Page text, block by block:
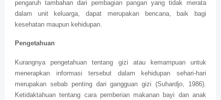
pengaruh tambahan dari pembagian pangan yang tidak merata
dalam unit keluarga, dapat merupakan bencana, baik bagi
kesehatan maupun kehidupan.
Pengetahuan
Kurangnya pengetahuan tentang gizi atau kemampuan untuk
menerapkan informasi tersebut dalam kehidupan sehari-hari
merupakan sebab penting dari gangguan gizi (Suhardjo, 1986).
Ketidaktahuan tentang cara pemberian makanan bayi dan anak